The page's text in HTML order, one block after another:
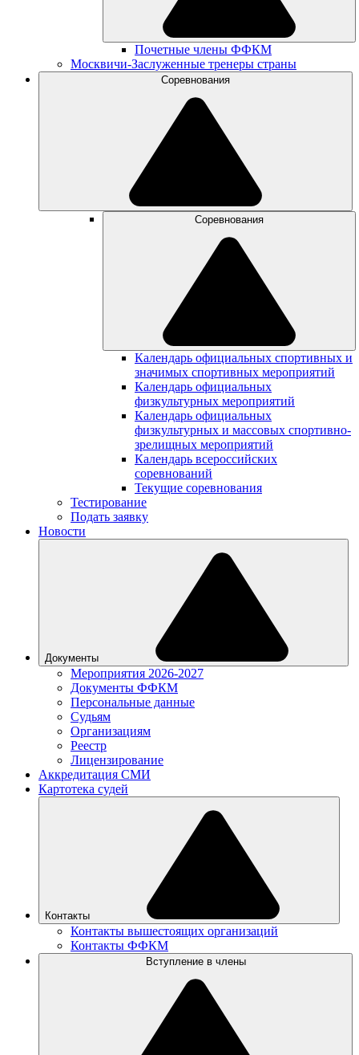
Почетные члены ФФКМ
Москвичи-Заслуженные тренеры страны
Соревнования
Соревнования
Календарь официальных спортивных и
значимых спортивных мероприятий
Календарь официальных
физкультурных мероприятий
Календарь официальных
физкультурных и массовых спортивно-
зрелищных мероприятий
Календарь всероссийских
соревнований
Текущие соревнования
Тестирование
Подать заявку
Новости
Документы
Мероприятия 2026-2027
Документы ФФКМ
Персональные данные
Судьям
Организациям
Реестр
Лицензирование
Аккредитация СМИ
Картотека судей
Контакты
Контакты вышестоящих организаций
Контакты ФФКМ
Вступление в члены